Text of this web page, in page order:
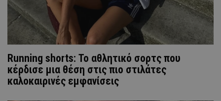
Running shorts: Το αθλητικό σορτς που
κέρδισε μια θέση στις πιο στιλάτες
καλοκαιρινές εμφανίσεις